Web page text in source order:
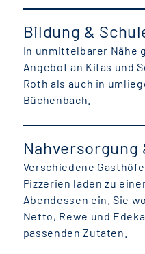
Bildung &
In unmittelbarer Nähe
Angebot an Kitas und
Roth als auch in
Büchenbach.
Nahversorgung
Verschiedene
Pizzerien laden zu
Abendessen ein. Sie
Netto, Rewe und
passenden Zutaten.